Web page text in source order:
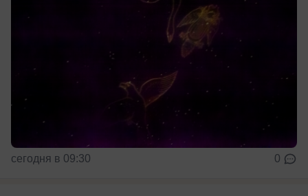
сегодня в 09:30 0